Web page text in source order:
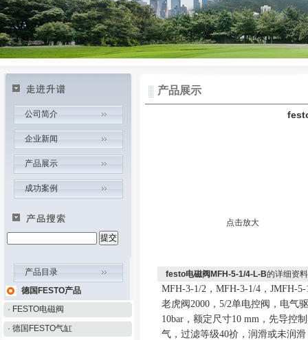
公司简介
企业新闻
产品展示
成功案例
产品目录
德国FESTO产品
· FESTO电磁阀
· 德国FESTO气缸
产品展示
点击放大
festo电磁阀MFH-5-1/4-L-B的详细资
MFH-3-1/2，MFH-3-1/4，JMFH-
老虎阀2000， 5/2单电控阀，电气
10bar，额定尺寸10 mm，先导控
气，过滤等级40祄，润滑或未润